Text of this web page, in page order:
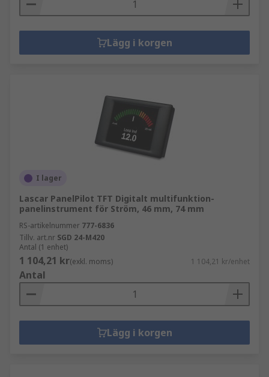
Lägg i korgen
I lager
Lascar PanelPilot TFT Digitalt multifunktion-
panelinstrument för Ström, 46 mm, 74 mm
RS-artikelnummer 777-6836
Tillv. art.nr SGD 24-M420
Antal (1 enhet)
1 104,21 kr(exkl. moms) 1 104,21 kr/enhet
Antal
Lägg i korgen